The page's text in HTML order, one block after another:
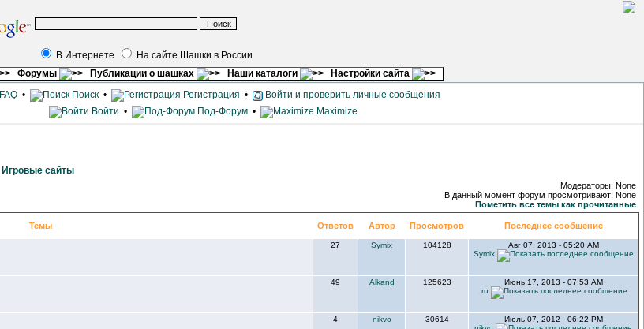
В Интернете
На сайте Шашки в России
Форумы Публикации о шашках Наши каталоги Настройки сайта
FAQ • Поиск • Регистрация •
Войти и проверить личные сообщения
Войти • Под-Форум • Maximize
Игровые сайты
Модераторы: None
В данный момент форум просмотривают: None
Пометить все темы как прочитанные
Темы Ответов Автор Просмотров Последнее сообщение
27 Symix 104128
Авг 07, 2013 - 05:20 AM
Symix
49 Alkand 125623
Июнь 17, 2013 - 07:53 AM
.ru
4 nikvo 30614
Июль 07, 2012 - 06:22 PM